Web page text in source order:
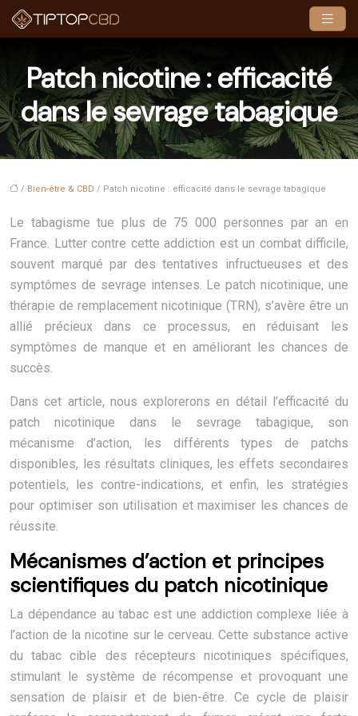
Patch nicotine : efficacité
dans le sevrage tabagique
/ Bien-être & CBD / Patch nicotine : efficacité dans le sevrage tabagique
Le tabagisme tue plus de 75 000 personnes par an en
France. Lutter contre cette addiction est un combat difficile,
souvent marqué par des tentatives infructueuses et des
symptômes de sevrage intenses. Le patch nicotinique, une
thérapie de remplacement nicotinique (TRN), s’avère être un
allié précieux dans ce processus, en réduisant les
symptômes de manque et en améliorant les chances de
succès.
Dans cet article, nous explorerons en détail l’efficacité du
patch nicotinique dans le sevrage tabagique, son
mécanisme d’action, les différents types de patchs
disponibles, les résultats cliniques, les effets secondaires
potentiels, les contre-indications, et enfin, les stratégies
pour optimiser son utilisation et maximiser les chances de
réussite.
Mécanismes d’action et principes
scientifiques du patch nicotinique
La dépendance au tabac est une addiction complexe liée à
l’action de la nicotine sur le cerveau. Cette substance active
du tabac cible des récepteurs nicotiniques spécifiques,
stimulant le système de récompense et provoquant une
sensation de plaisir et de bien-être. Ce cycle de plaisir